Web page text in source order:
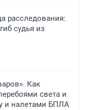
расследования:
судья из
Как
света и
и налетами БПЛА